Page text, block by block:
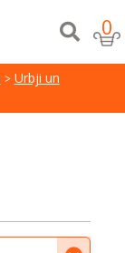
0
Urbji un